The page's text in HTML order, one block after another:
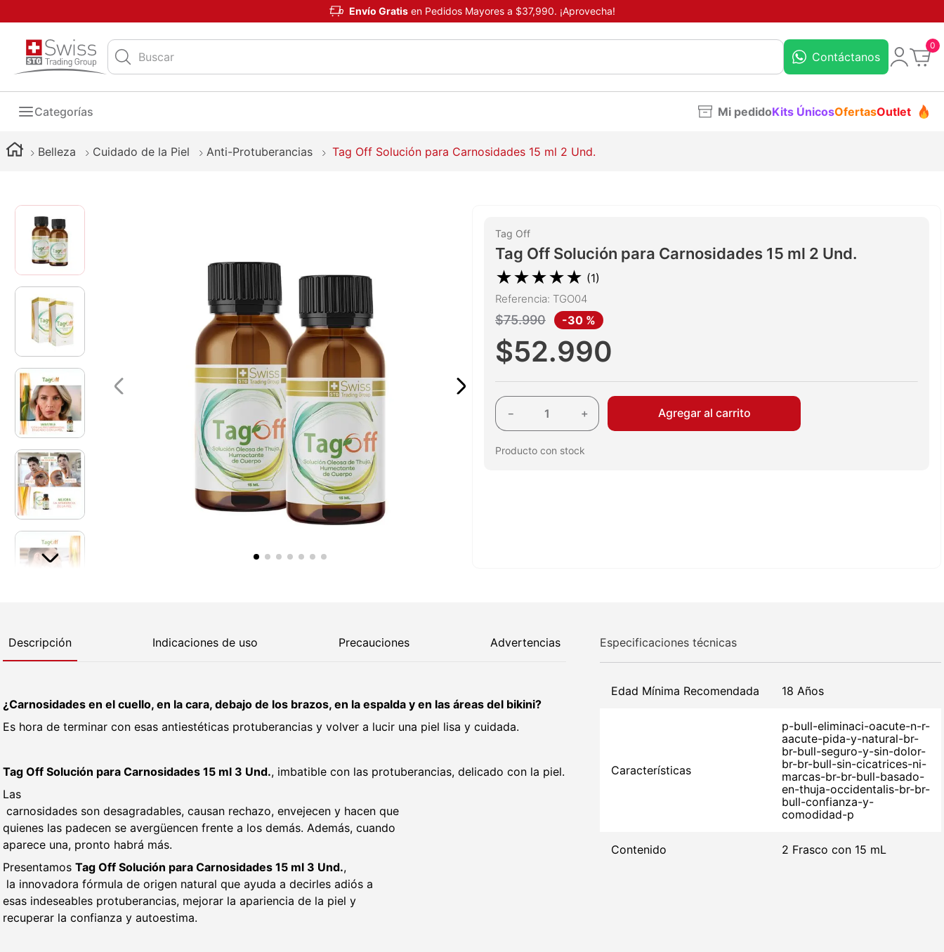
Envío Gratisen Pedidos Mayores a $37,990. ¡Aprovecha!
Buscar
Contáctanos
0
Categorías Mi pedidoKits ÚnicosOfertasOutlet
Belleza Cuidado de la Piel Anti-Protuberancias Tag Off Solución para Carnosidades 15 ml 2 Und.
Tag Off
Tag Off Solución para Carnosidades 15 ml 2 Und.
★★★★★ (1)
Referencia: TGO04
$75.990 -30 %
$52.990
＋
－ Agregar al carrito
Producto con stock
Descripción Indicaciones de uso Precauciones Advertencias
¿Carnosidades en el cuello, en la cara, debajo de los brazos, en la espalda y en las áreas del bikini?
Es hora de terminar con esas antiestéticas protuberancias y volver a lucir una piel lisa y cuidada.
Tag Off Solución para Carnosidades 15 ml 3 Und., imbatible con las protuberancias, delicado con la piel.
Las
carnosidades son desagradables, causan rechazo, envejecen y hacen que
quienes las padecen se avergüencen frente a los demás. Además, cuando
aparece una, pronto habrá más.
Presentamos Tag Off Solución para Carnosidades 15 ml 3 Und.,
la innovadora fórmula de origen natural que ayuda a decirles adiós a
esas indeseables protuberancias, mejorar la apariencia de la piel y
recuperar la confianza y autoestima.
Especificaciones técnicas
Edad Mínima Recomendada 18 Años
Características
p-bull-eliminaci-oacute-n-r-
aacute-pida-y-natural-br-
br-bull-seguro-y-sin-dolor-
br-br-bull-sin-cicatrices-ni-
marcas-br-br-bull-basado-
en-thuja-occidentalis-br-br-
bull-confianza-y-
comodidad-p
Contenido 2 Frasco con 15 mL